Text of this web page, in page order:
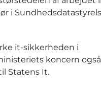
i
it-sikkerheden i
koncern
Statens It.